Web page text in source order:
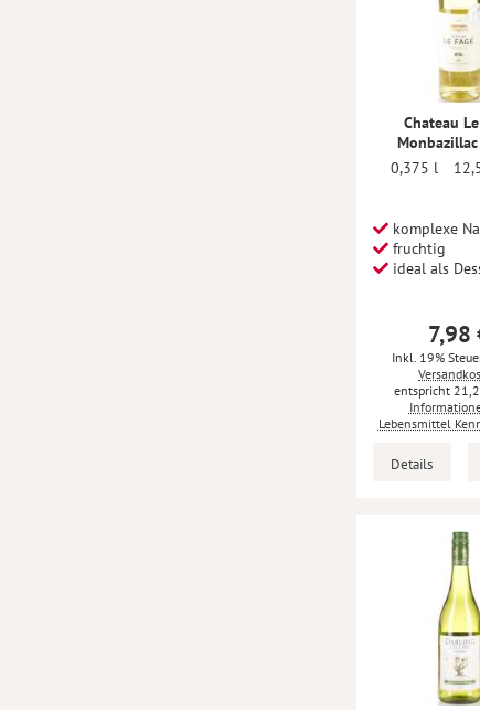
Chateau
0,375 l
komplexe
fruchtig
ideal als
7,98
Inkl. 19%
Lebensmittel
Details